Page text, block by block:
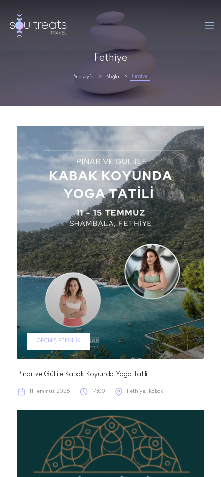
Fethiye
Anasayfa Muğla Fethiye
GEÇMIŞ ETKINLIK
Pınar ve Gül ile Kabak Koyunda Yoga Tatili
11 Temmuz 2026 14:00 Fethiye Kabak